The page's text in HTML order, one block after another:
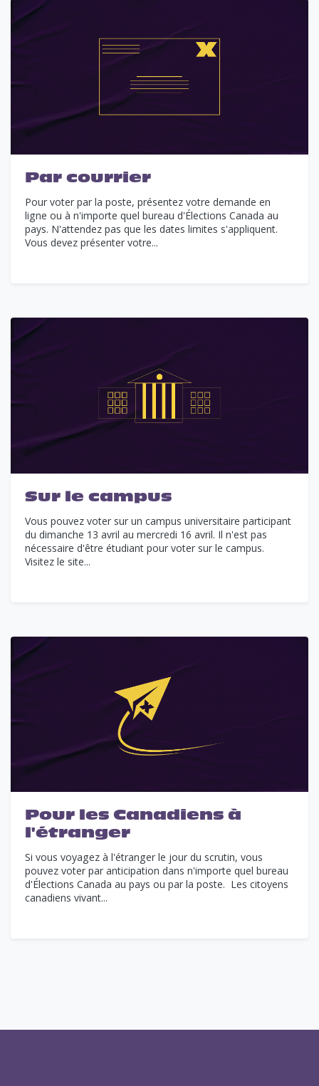
Par courrier
Pour voter par la poste, présentez votre demande en
ligne ou à n'importe quel bureau d'Élections Canada au
pays. N'attendez pas que les dates limites s'appliquent.
Vous devez présenter votre...
Sur le campus
Vous pouvez voter sur un campus universitaire participant
du dimanche 13 avril au mercredi 16 avril. Il n'est pas
nécessaire d'être étudiant pour voter sur le campus.
Visitez le site...
Pour les Canadiens à
l'étranger
Si vous voyagez à l'étranger le jour du scrutin, vous
pouvez voter par anticipation dans n'importe quel bureau
d'Élections Canada au pays ou par la poste. Les citoyens
canadiens vivant...